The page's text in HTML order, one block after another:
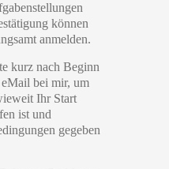
können
anmelden.
kurz nach Beginn
bei mir, um
Ihr Start
ist und
gegeben